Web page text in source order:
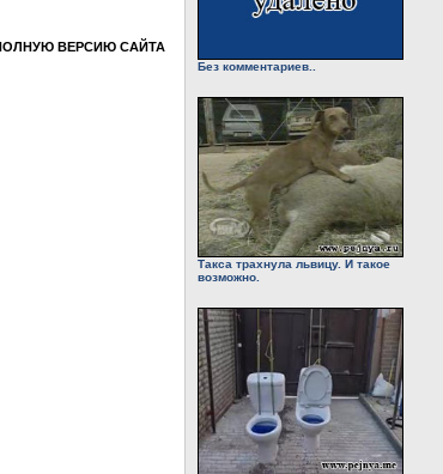
ВЕРСИЮ САЙТА
Без комментариев..
Такса трахнула львицу. И такое
возможно.